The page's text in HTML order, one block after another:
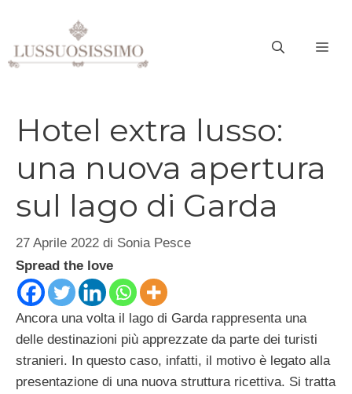
contenuto
Hotel extra lusso:
una nuova apertura
sul lago di Garda
27 Aprile 2022 di Sonia Pesce
Spread the love
Ancora una volta il lago di Garda rappresenta una
delle destinazioni più apprezzate da parte dei turisti
stranieri. In questo caso, infatti, il motivo è legato alla
presentazione di una nuova struttura ricettiva. Si tratta